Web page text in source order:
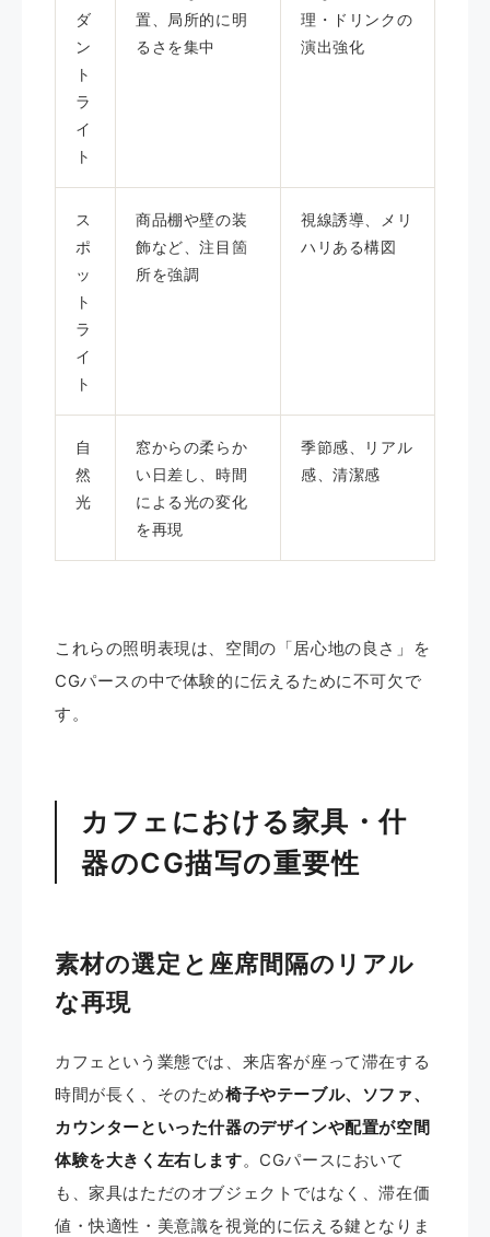
ダ
ン
ト
ラ
イ
ト
置、局所的に明
るさを集中
理・ドリンクの
演出強化
ス
ポ
ッ
ト
ラ
イ
ト
商品棚や壁の装
飾など、注目箇
所を強調
視線誘導、メリ
ハリある構図
自
然
光
窓からの柔らか
い日差し、時間
による光の変化
を再現
季節感、リアル
感、清潔感
これらの照明表現は、空間の「居心地の良さ」を
CGパースの中で体験的に伝えるために不可欠で
す。
カフェにおける家具・什
器のCG描写の重要性
素材の選定と座席間隔のリアル
な再現
カフェという業態では、来店客が座って滞在する
時間が長く、そのため椅子やテーブル、ソファ、
カウンターといった什器のデザインや配置が空間
体験を大きく左右します。CGパースにおいて
も、家具はただのオブジェクトではなく、滞在価
値・快適性・美意識を視覚的に伝える鍵となりま